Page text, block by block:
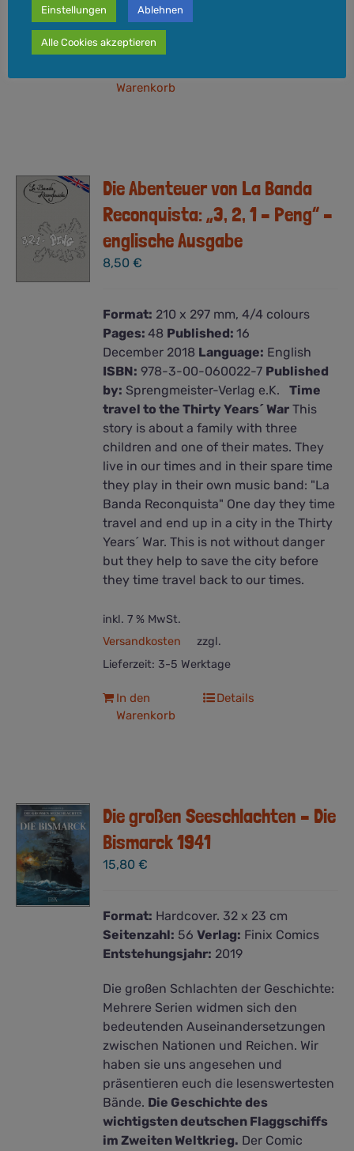
Versandkosten
Lieferzeit:
Warenkorb
Die Abenteuer von La Banda
Reconquista: „3, 2, 1 – Peng“ –
englische Ausgabe
8,50€
Format: 210 x 297 mm, 4/4 colours
Pages:48 Published:16
December 2018 Language: English
ISBN: 978-3-00-060022-7 Published
by: Sprengmeister-Verlag e.K.Time
travel to the Thirty Years´ War This
story is about a family with three
children and one of their mates. They
live in our times and in their spare time
they play in their own music band: "La
Banda Reconquista" One day they time
travel and end up in a city in the Thirty
Years´ War. This is not without danger
but they help to save the city before
they time travel back to our times.
inkl. 7 % MwSt.
zzgl.
Versandkosten
Lieferzeit: 3-5 Werktage
In den
Warenkorb
Details
Die großen Seeschlachten – Die
Bismarck 1941
15,80€
Format: Hardcover. 32 x 23 cm
Seitenzahl: 56Verlag: Finix Comics
Entstehungsjahr: 2019
Die großen Schlachten der Geschichte:
Mehrere Serien widmen sich den
bedeutenden Auseinandersetzungen
zwischen Nationen und Reichen. Wir
haben sie uns angesehen und
präsentieren euch die lesenswertesten
Bände. Die Geschichte des
wichtigsten deutschen Flaggschiffs
im Zweiten Weltkrieg. Der Comic
Einstellungen Ablehnen
Alle Cookies akzeptieren